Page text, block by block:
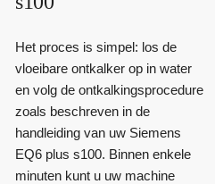
Het proces is simpel: los de
vloeibare ontkalker op in water
en volg de ontkalkingsprocedure
zoals beschreven in de
handleiding van uw Siemens
EQ6 plus s100. Binnen enkele
minuten kunt u uw machine